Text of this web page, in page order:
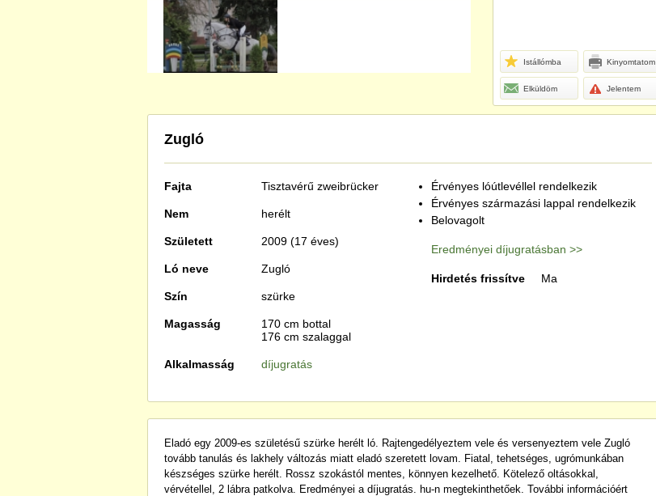
Istállómba Kinyomtatom
Elküldöm Jelentem
Zugló
Fajta Tisztavérű zweibrücker
Nem herélt
Született 2009 (17 éves)
Ló neve Zugló
Szín szürke
Magasság
170 cm bottal
176 cm szalaggal
Alkalmasság díjugratás
Érvényes lóútlevéllel rendelkezik
Érvényes származási lappal rendelkezik
Belovagolt
Eredményei díjugratásban >>
Hirdetés frissítve Ma
Eladó egy 2009-es születésű szürke herélt ló. Rajtengedélyeztem vele és versenyeztem vele Zugló
tovább tanulás és lakhely változás miatt eladó szeretett lovam. Fiatal, tehetséges, ugrómunkában
készséges szürke herélt. Rossz szokástól mentes, könnyen kezelhető. Kötelező oltásokkal,
vérvétellel, 2 lábra patkolva. Eredményei a díjugratás. hu-n megtekinthetőek. További információért